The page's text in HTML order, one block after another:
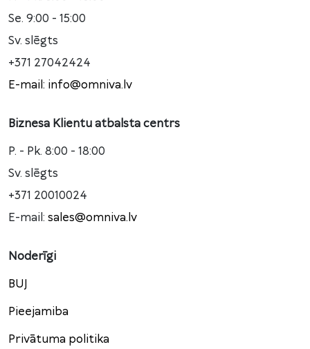
Se. 9:00 - 15:00
Sv. slēgts
+371 27042424
E-mail: info@omniva.lv
Biznesa Klientu atbalsta centrs
P. - Pk. 8:00 - 18:00
Sv. slēgts
+371 20010024
E-mail: sales@omniva.lv
Noderīgi
BUJ
Pieejamiba
Privātuma politika